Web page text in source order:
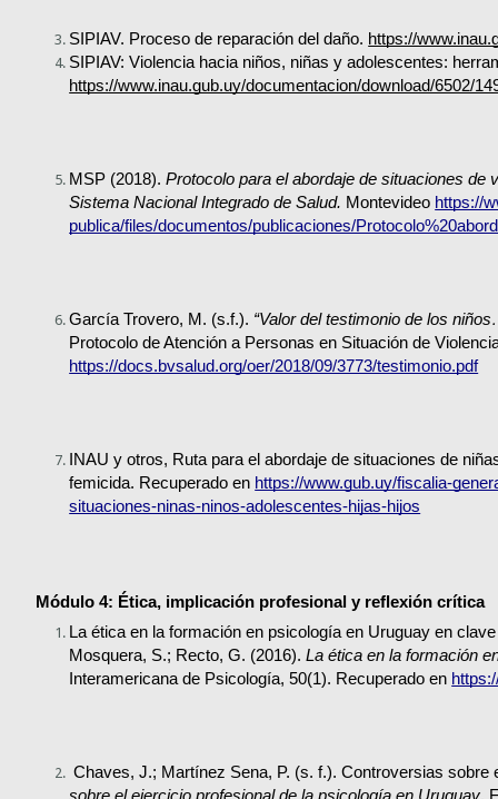
SIPIAV. Proceso de reparación del daño. https://
https://www.inau.gub.uy/documentacion/download/6502/
MSP (2018). Protocolo para el abordaje de situaciones
Sistema Nacional Integrado de Salud. Montevideo https://
publica/files/documentos/publicaciones/
García Trovero, M. (s.f.). “Valor del testimonio de los
https://docs.bvsalud.org/oer/2018/09/3773/testimonio.pdf
INAU y otros, Ruta para el abordaje de situaciones de
femicida. Recuperado en https://www.gub.uy/fiscalia-
situaciones-ninas-ninos-adolescentes-hijas-hijos
Módulo 4: Ética, implicación profesional y reflexión crítica
La ética en la formación en psicología en Uruguay en
Mosquera, S.; Recto, G. (2016). La ética en la formación
Interamericana de Psicología, 50(1). Recuperado en
Chaves, J.; Martínez Sena, P. (s. f.). Controversias